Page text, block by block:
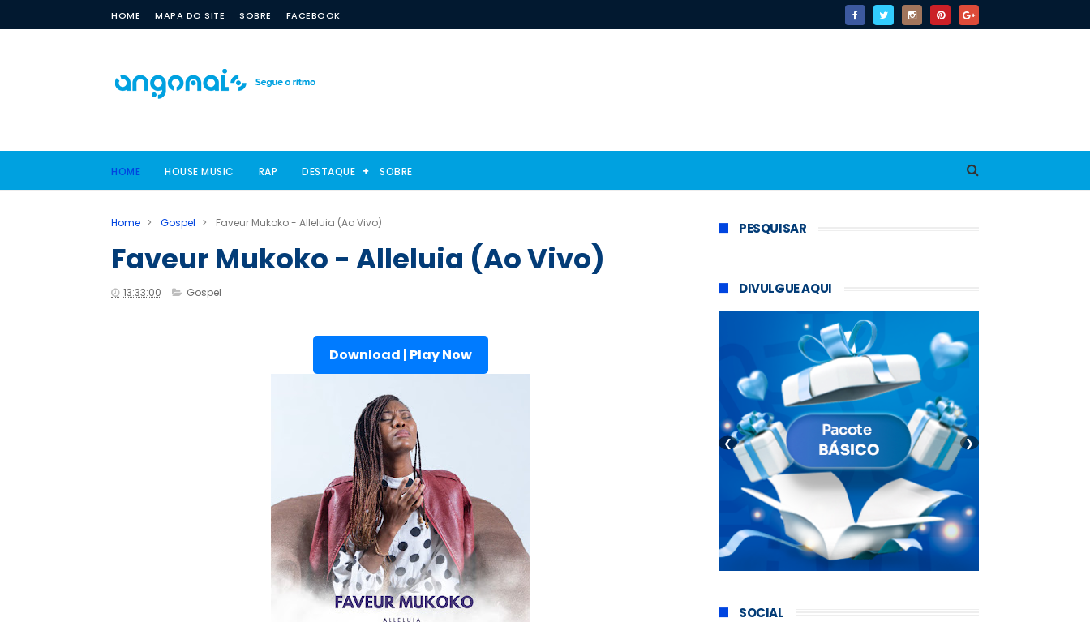
HOME MAPA DO SITE SOBRE FACEBOOK
HOME HOUSE MUSIC RAP DESTAQUE SOBRE
Home > Gospel > Faveur Mukoko - Alleluia (Ao Vivo)
Faveur Mukoko - Alleluia (Ao Vivo)
13:33:00 Gospel
Download | Play Now
PESQUISAR
DIVULGUE AQUI
❮ ❯
SOCIAL